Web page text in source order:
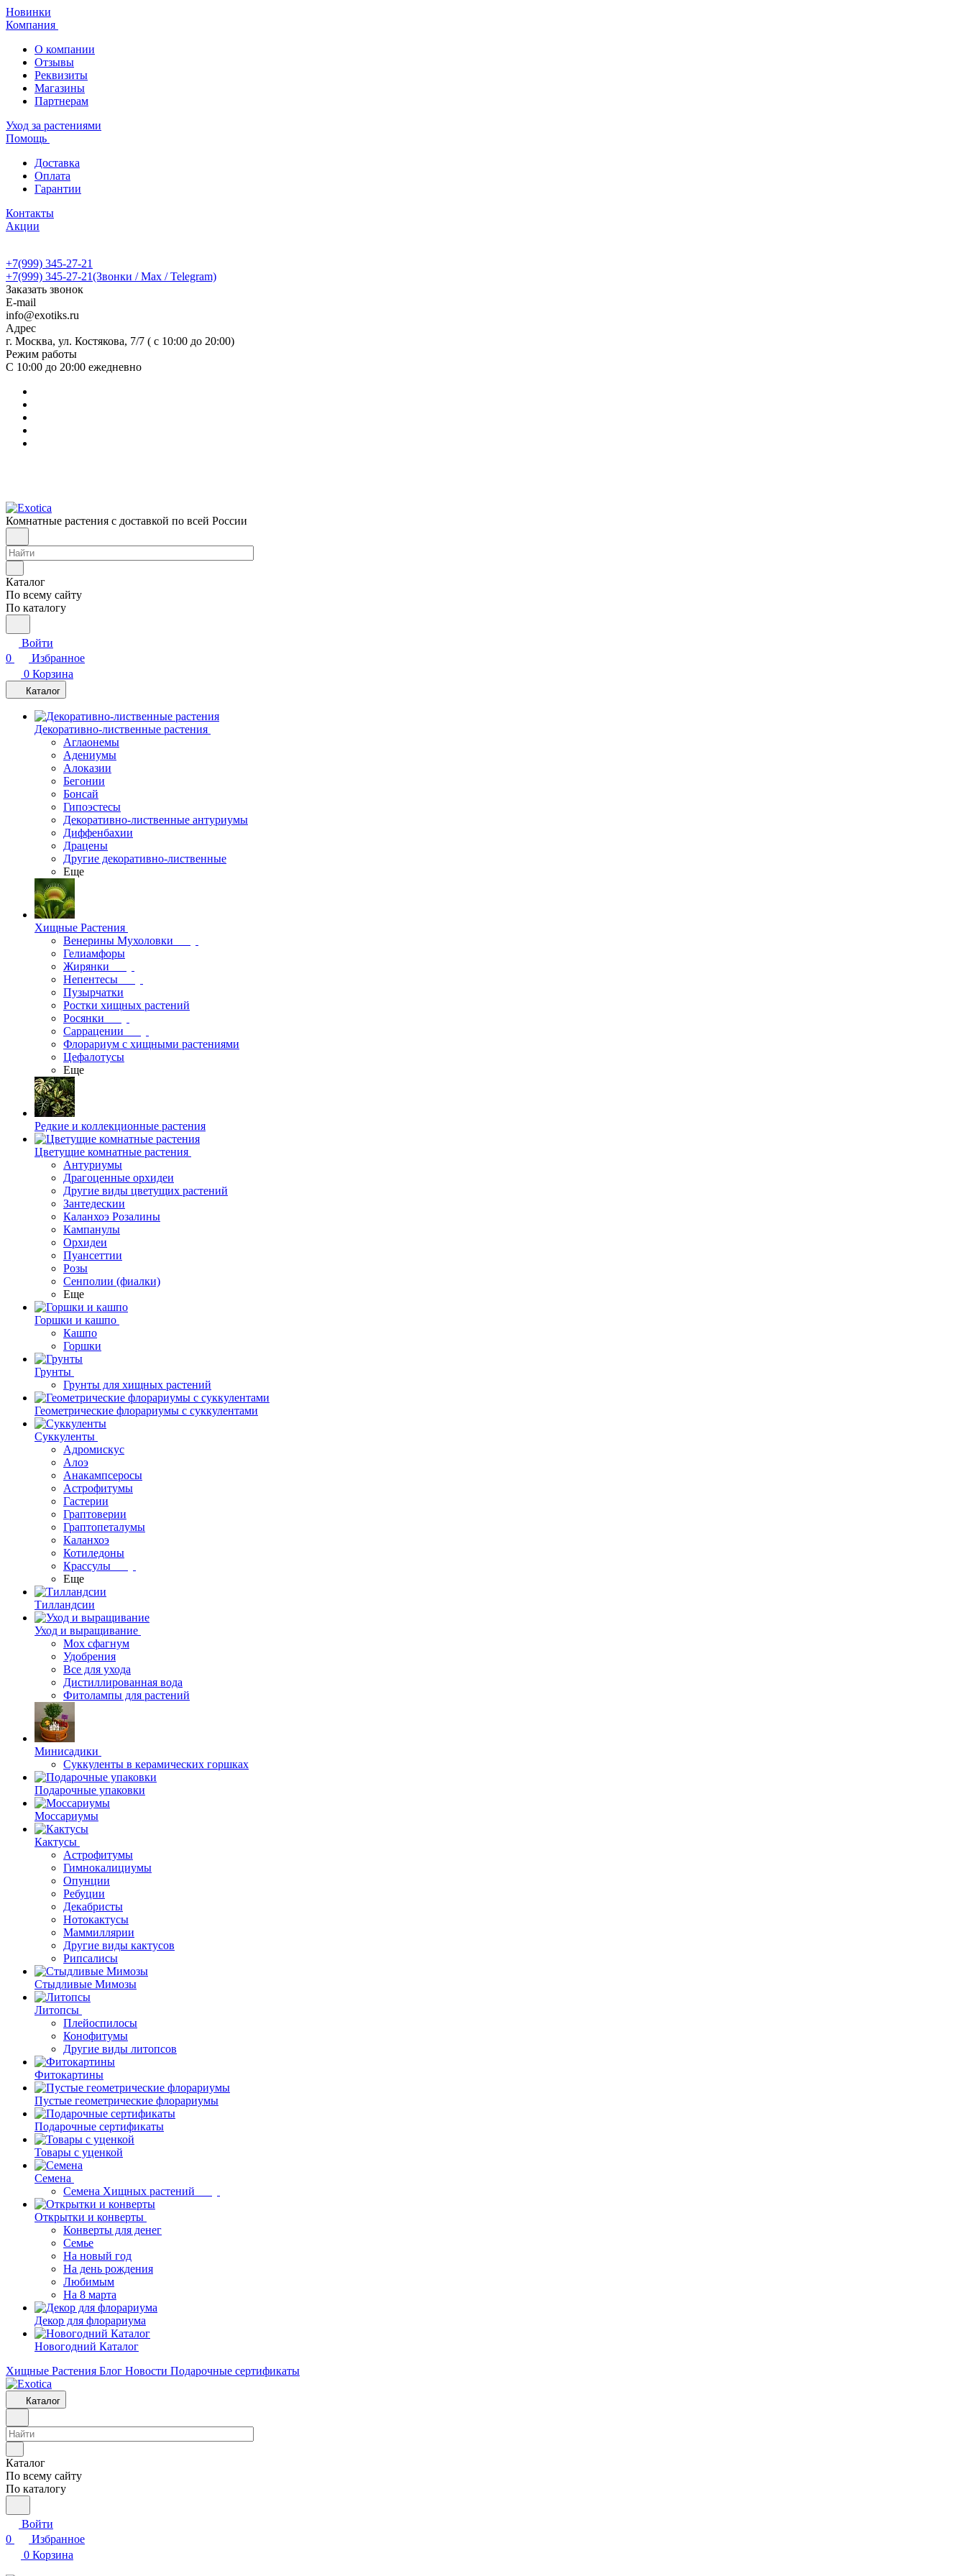
Новинки
Компания
О компании
Отзывы
Реквизиты
Магазины
Партнерам
Уход за растениями
Помощь
Доставка
Оплата
Гарантии
Контакты
Акции
+7(999) 345-27-21
+7(999) 345-27-21(Звонки / Max / Telegram)
Заказать звонок
E-mail
info@exotiks.ru
Адрес
г. Москва, ул. Костякова, 7/7 ( с 10:00 до 20:00)
Режим работы
С 10:00 до 20:00 ежедневно
Комнатные растения с доставкой по всей России
Каталог
По всему сайту
По каталогу
Войти
0
Избранное
0 Корзина
Каталог
Декоративно-лиственные растения
Аглаонемы
Адениумы
Алоказии
Бегонии
Бонсай
Гипоэстесы
Декоративно-лиственные антуриумы
Диффенбахии
Драцены
Другие декоративно-лиственные
Еще
Хищные Растения
Венерины Мухоловки
Гелиамфоры
Жирянки
Непентесы
Пузырчатки
Ростки хищных растений
Росянки
Саррацении
Флорариум с хищными растениями
Цефалотусы
Еще
Редкие и коллекционные растения
Цветущие комнатные растения
Антуриумы
Драгоценные орхидеи
Другие виды цветущих растений
Зантедескии
Каланхоэ Розалины
Кампанулы
Орхидеи
Пуансеттии
Розы
Сенполии (фиалки)
Еще
Горшки и кашпо
Кашпо
Горшки
Грунты
Грунты для хищных растений
Геометрические флорариумы с суккулентами
Суккуленты
Адромискус
Алоэ
Анакампсеросы
Астрофитумы
Гастерии
Граптоверии
Граптопеталумы
Каланхоэ
Котиледоны
Крассулы
Еще
Тилландсии
Уход и выращивание
Мох сфагнум
Удобрения
Все для ухода
Дистиллированная вода
Фитолампы для растений
Минисадики
Суккуленты в керамических горшках
Подарочные упаковки
Моссариумы
Кактусы
Астрофитумы
Гимнокалициумы
Опунции
Ребуции
Декабристы
Нотокактусы
Маммиллярии
Другие виды кактусов
Рипсалисы
Стыдливые Мимозы
Литопсы
Плейоспилосы
Конофитумы
Другие виды литопсов
Фитокартины
Пустые геометрические флорариумы
Подарочные сертификаты
Товары с уценкой
Семена
Семена Хищных растений
Открытки и конверты
Конверты для денег
Семье
На новый год
На день рождения
Любимым
На 8 марта
Декор для флорариума
Новогодний Каталог
Хищные Растения Блог Новости Подарочные сертификаты
Каталог
Каталог
По всему сайту
По каталогу
Войти
0
Избранное
0 Корзина